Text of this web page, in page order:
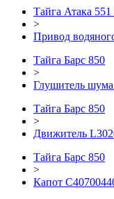
Тайга Атака
>
Привод
Тайга Барс 850
>
Глушитель
Тайга Барс 850
>
Движитель
Тайга Барс 850
>
Капот